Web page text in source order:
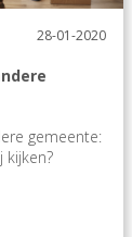
28-01-2020
gemeente: